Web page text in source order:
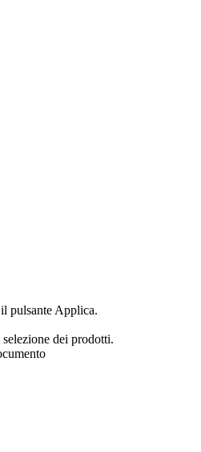
pulsante Applica.
dei prodotti.